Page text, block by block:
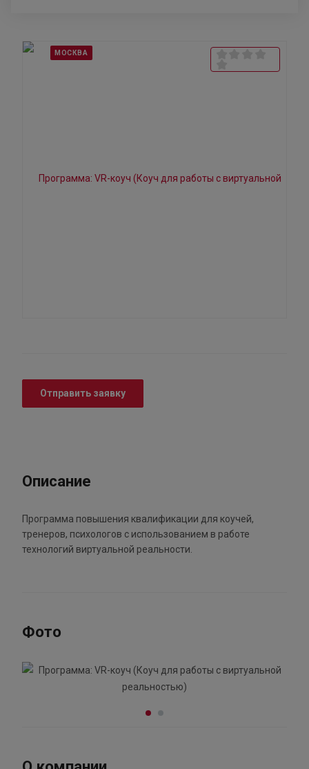
МОСКВА
Отправить заявку
Описание
Программа повышения квалификации для коучей,
тренеров, психологов с использованием в работе
технологий виртуальной реальности.
Фото